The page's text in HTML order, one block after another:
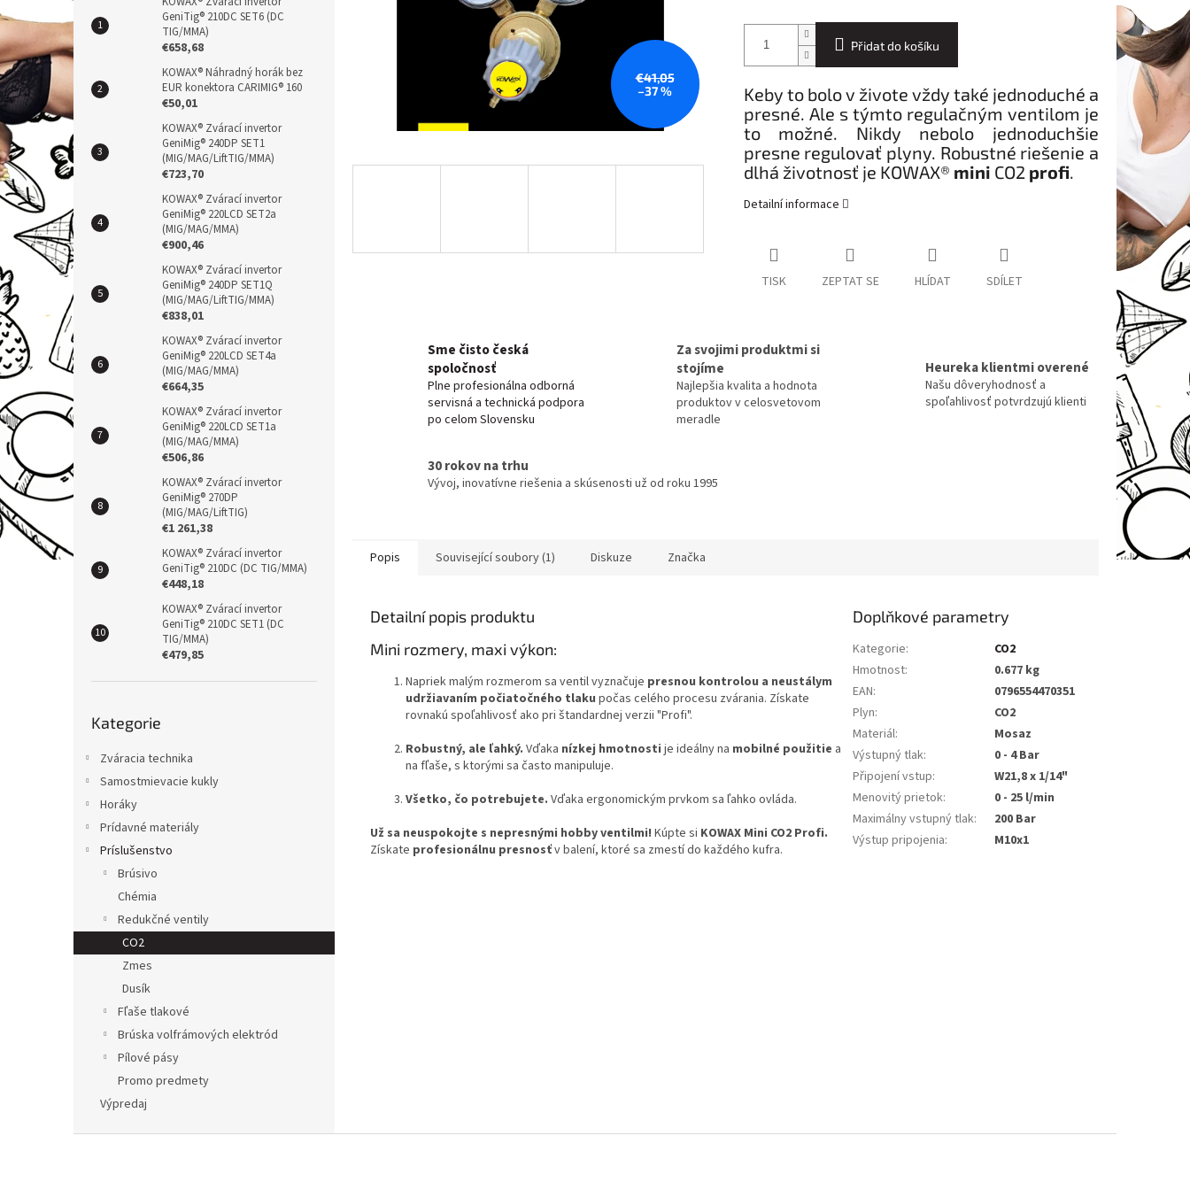
n
e
l
GeniTig® 210DC SET6 (DC
TIG/MMA)
€658,68
KOWAX® Náhradný horák bez
EUR konektora CARIMIG® 160
€50,01
KOWAX® Zvárací invertor
GeniMig® 240DP SET1
(MIG/MAG/LiftTIG/MMA)
€723,70
KOWAX® Zvárací invertor
GeniMig® 220LCD SET2a
(MIG/MAG/MMA)
€900,46
KOWAX® Zvárací invertor
GeniMig® 240DP SET1Q
(MIG/MAG/LiftTIG/MMA)
€838,01
KOWAX® Zvárací invertor
GeniMig® 220LCD SET4a
(MIG/MAG/MMA)
€664,35
KOWAX® Zvárací invertor
GeniMig® 220LCD SET1a
(MIG/MAG/MMA)
€506,86
KOWAX® Zvárací invertor
GeniMig® 270DP
(MIG/MAG/LiftTIG)
€1 261,38
KOWAX® Zvárací invertor
GeniTig® 210DC (DC TIG/MMA)
€448,18
KOWAX® Zvárací invertor
GeniTig® 210DC SET1 (DC
TIG/MMA)
€479,85
kategorie
Kategorie
Zváracia technika
Samostmievacie kukly
Horáky
Prídavné materiály
Príslušenstvo
Brúsivo
Chémia
Redukčné ventily
CO2
Zmes
Dusík
Fľaše tlakové
Brúska volfrámových elektród
Pílové pásy
Promo predmety
Výpredaj
€41,05
–37 %
Přidat do košíku
Keby to bolo v živote vždy také jednoduché a
presné. Ale s týmto regulačným ventilom je
to možné. Nikdy nebolo jednoduchšie
presne regulovať plyny. Robustné riešenie a
dlhá životnosť je KOWAX® mini CO2 profi.
Detailní informace
TISK ZEPTAT SE HLÍDAT SDÍLET
Sme čisto česká
spoločnosť
Plne profesionálna odborná
servisná a technická podpora
po celom Slovensku
Za svojimi produktmi si
stojíme
Najlepšia kvalita a hodnota
produktov v celosvetovom
meradle
Heureka klientmi overené
Našu dôveryhodnosť a
spoľahlivosť potvrdzujú klienti
30 rokov na trhu
Vývoj, inovatívne riešenia a skúsenosti už od roku 1995
Popis Související soubory (1) Diskuze Značka
Detailní popis produktu
Mini rozmery, maxi výkon:
Napriek malým rozmerom sa ventil vyznačuje presnou kontrolou a neustálym
udržiavaním počiatočného tlaku počas celého procesu zvárania. Získate
rovnakú spoľahlivosť ako pri štandardnej verzii "Profi".
Robustný, ale ľahký. Vďaka nízkej hmotnosti je ideálny na mobilné použitie a
na fľaše, s ktorými sa často manipuluje.
Všetko, čo potrebujete. Vďaka ergonomickým prvkom sa ľahko ovláda.
Už sa neuspokojte s nepresnými hobby ventilmi! Kúpte si KOWAX Mini CO2 Profi.
Získate profesionálnu presnosťv balení, ktoré sa zmestí do každého kufra.
Doplňkové parametry
Kategorie:
CO2
Hmotnost:
0.677 kg
EAN:
0796554470351
Plyn:
CO2
Materiál:
Mosaz
Výstupný tlak:
0 - 4 Bar
Připojení vstup:
W21,8 x 1/14"
Menovitý prietok:
0 - 25 l/min
Maximálny vstupný tlak:
200 Bar
Výstup pripojenia: M10x1